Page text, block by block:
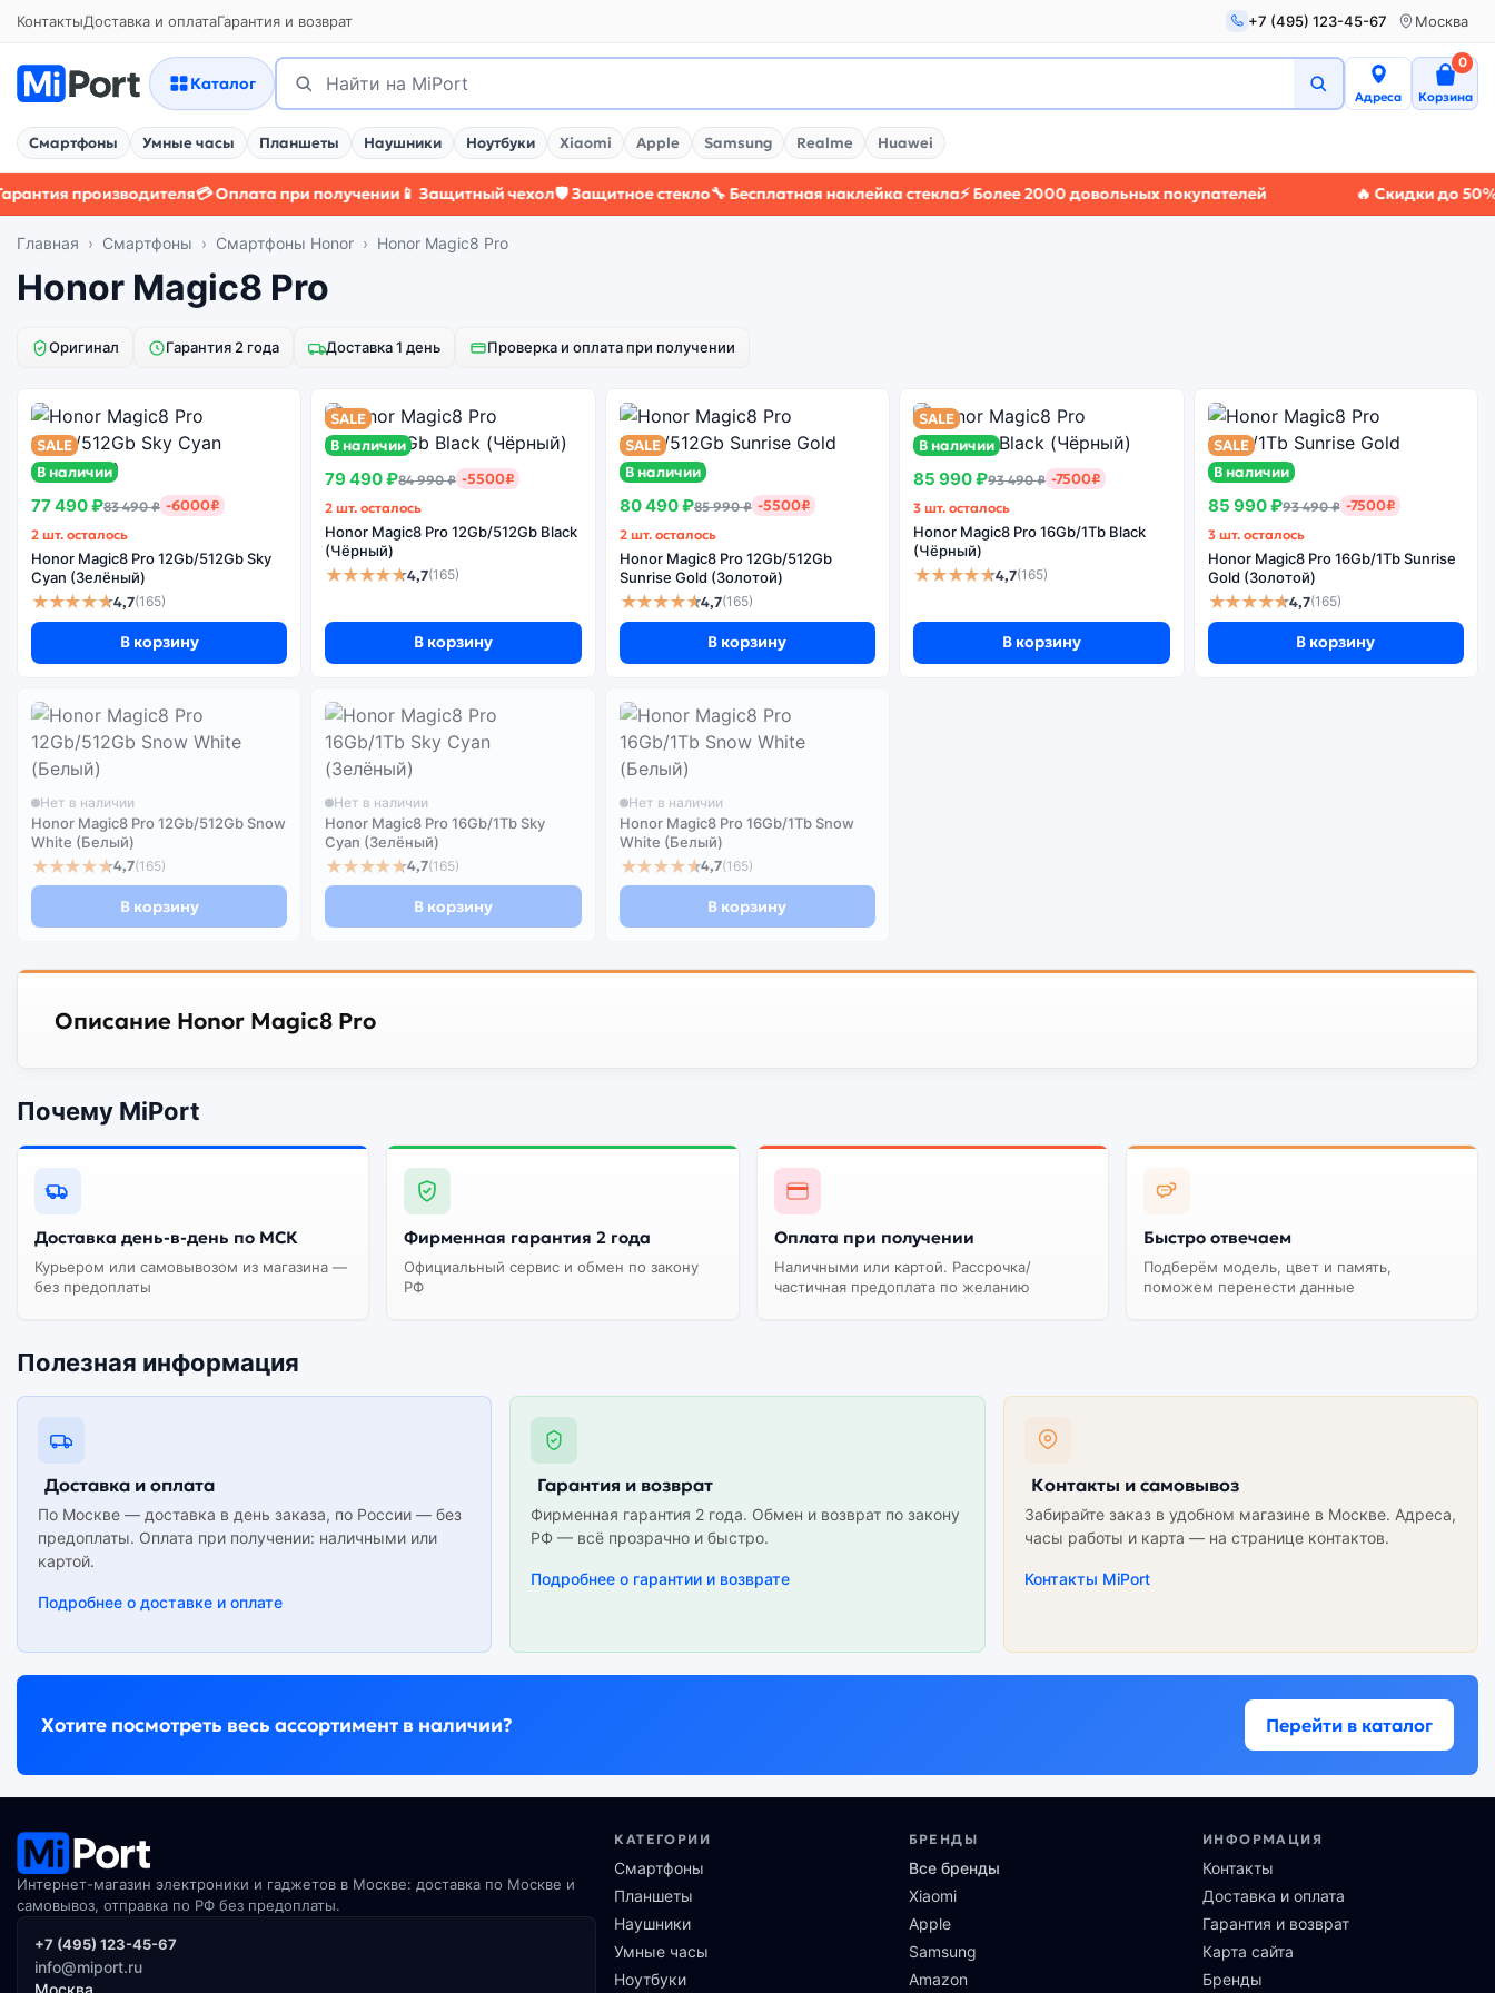
КонтактыДоставка и оплатаГарантия и возврат +7 (495) 123-45-67 Москва
Каталог
Поиск
Найти
Адреса Корзина
0
Смартфоны Умные часы Планшеты Наушники Ноутбуки Xiaomi Apple Samsung Realme Huawei
производителя💳 Оплата при получении📱 Защитный чехол🛡️ Защитное стекло🔧 Бесплатная наклейка стекла⚡ Более 2000 довольных покупателей 🔥 Скидки до 50% 🚚
Главная Смартфоны Смартфоны Honor Honor Magic8 Pro
Honor Magic8 Pro
Оригинал Гарантия 2 года Доставка 1 день Проверка и оплата при получении
SALE
В наличии
77 490 ₽83 490 ₽ -6000₽
2 шт. осталось
Honor Magic8 Pro 12Gb/512Gb Sky
Cyan (Зелёный)
★★★★★4,7(165)
В корзину
SALE
В наличии
79 490 ₽84 990 ₽ -5500₽
2 шт. осталось
Honor Magic8 Pro 12Gb/512Gb Black
(Чёрный)
★★★★★4,7(165)
В корзину
SALE
В наличии
80 490 ₽85 990 ₽ -5500₽
2 шт. осталось
Honor Magic8 Pro 12Gb/512Gb
Sunrise Gold (Золотой)
★★★★★4,7(165)
В корзину
SALE
В наличии
85 990 ₽93 490 ₽ -7500₽
3 шт. осталось
Honor Magic8 Pro 16Gb/1Tb Black
(Чёрный)
★★★★★4,7(165)
В корзину
SALE
В наличии
85 990 ₽93 490 ₽ -7500₽
3 шт. осталось
Honor Magic8 Pro 16Gb/1Tb Sunrise
Gold (Золотой)
★★★★★4,7(165)
В корзину
Нет в наличии
Honor Magic8 Pro 12Gb/512Gb Snow
White (Белый)
★★★★★4,7(165)
В корзину
Нет в наличии
Honor Magic8 Pro 16Gb/1Tb Sky
Cyan (Зелёный)
★★★★★4,7(165)
В корзину
Нет в наличии
Honor Magic8 Pro 16Gb/1Tb Snow
White (Белый)
★★★★★4,7(165)
В корзину
Описание Honor Magic8 Pro
Почему MiPort
Доставка день-в-день по МСК
Курьером или самовывозом из магазина —
без предоплаты
Фирменная гарантия 2 года
Официальный сервис и обмен по закону
РФ
Оплата при получении
Наличными или картой. Рассрочка/
частичная предоплата по желанию
Быстро отвечаем
Подберём модель, цвет и память,
поможем перенести данные
Полезная информация
Доставка и оплата
По Москве — доставка в день заказа, по России — без
предоплаты. Оплата при получении: наличными или
картой.
Подробнее о доставке и оплате
Гарантия и возврат
Фирменная гарантия 2 года. Обмен и возврат по закону
РФ — всё прозрачно и быстро.
Подробнее о гарантии и возврате
Контакты и самовывоз
Забирайте заказ в удобном магазине в Москве. Адреса,
часы работы и карта — на странице контактов.
Контакты MiPort
Хотите посмотреть весь ассортимент в наличии? Перейти в каталог
Интернет-магазин электроники и гаджетов в Москве: доставка по Москве и
самовывоз, отправка по РФ без предоплаты.
+7 (495) 123-45-67
info@miport.ru
Москва
КАТЕГОРИИ
Смартфоны
Планшеты
Наушники
Умные часы
Ноутбуки
БРЕНДЫ
Все бренды
Xiaomi
Apple
Samsung
Amazon
ИНФОРМАЦИЯ
Контакты
Доставка и оплата
Гарантия и возврат
Карта сайта
Бренды